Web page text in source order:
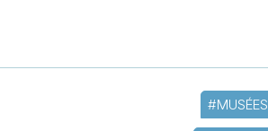
#MUSÉES